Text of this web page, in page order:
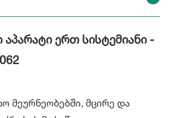
ერთ სისტემიანი -
მეურნეობებში, მცირე და